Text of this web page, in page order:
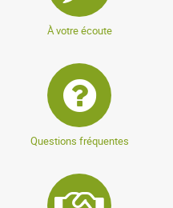
À votre écoute
Questions fréquentes